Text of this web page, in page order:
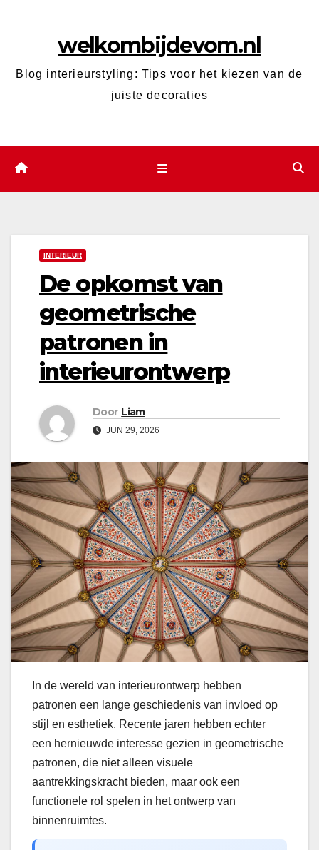
inhoud
welkombijdevom.nl
Blog interieurstyling: Tips voor het kiezen van de
juiste decoraties
INTERIEUR
De opkomst van
geometrische
patronen in
interieurontwerp
Door Liam
JUN 29, 2026
In de wereld van interieurontwerp hebben
patronen een lange geschiedenis van invloed op
stijl en esthetiek. Recente jaren hebben echter
een hernieuwde interesse gezien in geometrische
patronen, die niet alleen visuele
aantrekkingskracht bieden, maar ook een
functionele rol spelen in het ontwerp van
binnenruimtes.